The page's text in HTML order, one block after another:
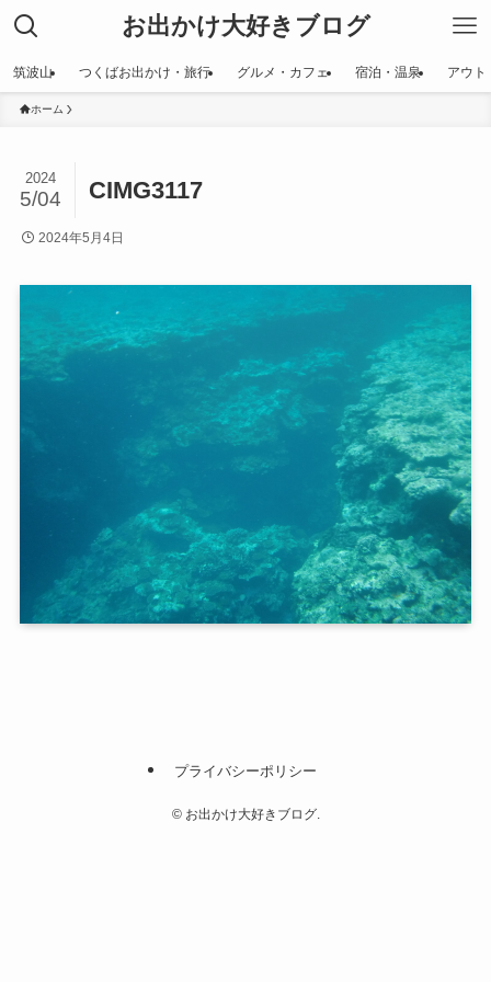
お出かけ大好きブログ
筑波山 つくばお出かけ・旅行 グルメ・カフェ 宿泊・温泉 アウト
ホーム
CIMG3117
2024
5/04
2024年5月4日
プライバシーポリシー
©お出かけ大好きブログ.